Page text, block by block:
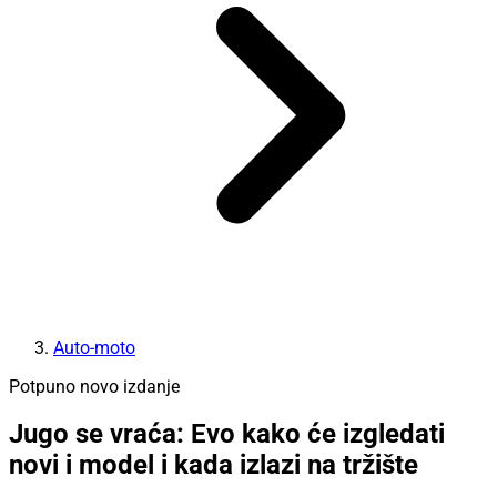
Auto-moto
Potpuno novo izdanje
Jugo se vraća: Evo kako će izgledati
novi i model i kada izlazi na tržište